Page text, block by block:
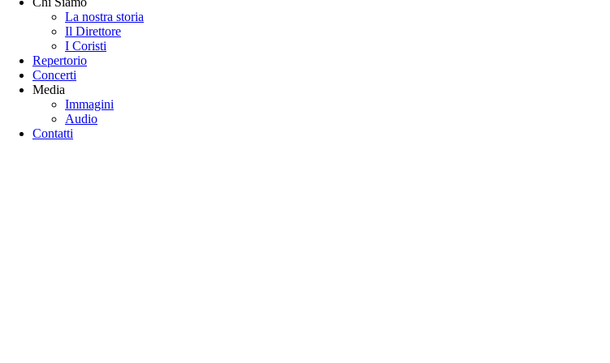
La nostra storia
Il Direttore
I Coristi
Repertorio
Concerti
Media
Immagini
Audio
Contatti